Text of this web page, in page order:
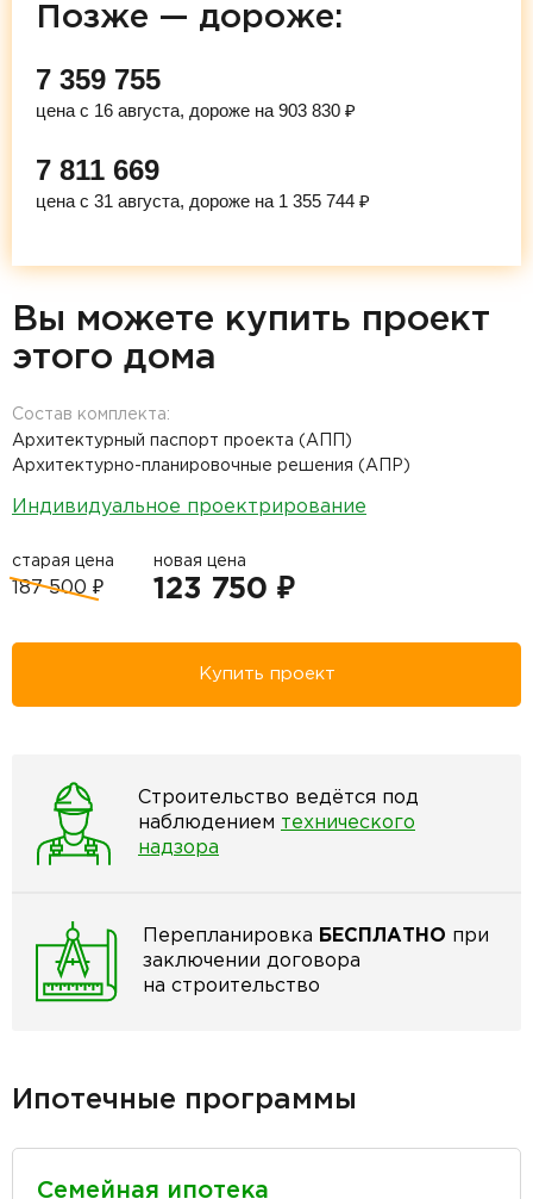
Позже — дороже:
7 359 755
цена с 16 августа, дороже на 903 830 ₽
7 811 669
цена с 31 августа, дороже на 1 355 744 ₽
Вы можете купить проект
этого дома
Состав комплекта:
Архитектурный паспорт проекта (АПП)
Архитектурно-планировочные решения (АПР)
Индивидуальное проектрирование
старая цена
187 500 ₽
новая цена
123 750 ₽
Купить проект
Строительство ведётся под
наблюдением технического
надзора
Перепланировка БЕСПЛАТНО при
заключении договора
на строительство
Ипотечные программы
Семейная ипотека